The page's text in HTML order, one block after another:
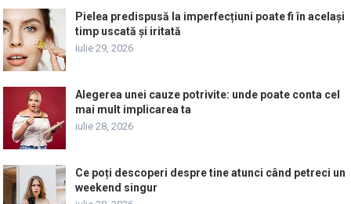
Pielea predispusă la imperfecțiuni poate fi în același
timp uscată și iritată
iulie 29, 2026
Alegerea unei cauze potrivite: unde poate conta cel
mai mult implicarea ta
iulie 28, 2026
Ce poți descoperi despre tine atunci când petreci un
weekend singur